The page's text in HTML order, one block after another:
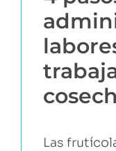
EBOOKS Y
PRUÉBALO GRATIS
Las